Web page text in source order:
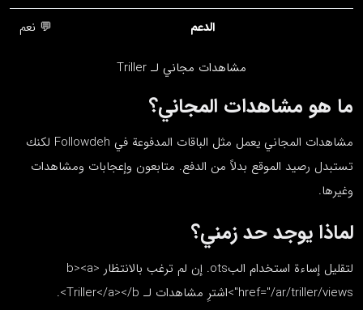
الدعم
💬 نعم
مشاهدات مجاني لـ Triller
ما هو مشاهدات المجاني؟
مشاهدات المجاني يعمل مثل الباقات المدفوعة في Followdeh لكنك
تستبدل رصيد الموقع بدلاً من الدفع. متابعون وإعجابات ومشاهدات
وغيرها.
لماذا يوجد حد زمني؟
لتقليل إساءة استخدام البots. إن لم ترغب بالانتظار <b><a
href="/ar/triller/views">اشترِ مشاهدات لـ Triller</a></b>.